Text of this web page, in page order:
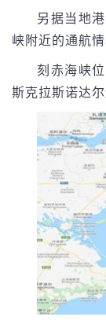
另据当地
峡附近的通航情
刻赤海峡
斯克拉斯诺达